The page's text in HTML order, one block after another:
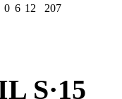
0 6 12 207
S·15